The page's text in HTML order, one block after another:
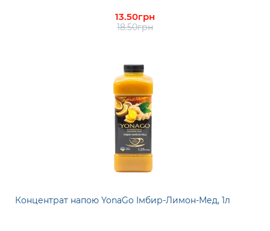
13.50грн
18.50грн
Концентрат напою YonaGo Імбир-Лимон-Мед, 1л